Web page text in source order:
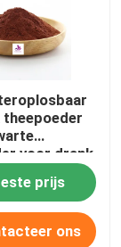
voor drank
prijs
ons